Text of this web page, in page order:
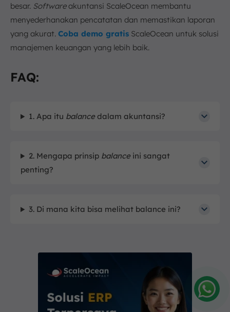
besar. Softwareakuntansi ScaleOcean membantu
menyederhanakan pencatatan dan memastikan laporan
yang akurat. Coba demo gratis ScaleOcean untuk solusi
manajemen keuangan yang lebih baik.
FAQ:
1. Apa itu balancedalam akuntansi?
2. Mengapa prinsip balanceini sangat
penting?
3. Di mana kita bisa melihat balance ini?